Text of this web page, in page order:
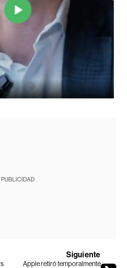
PUBLICIDAD
Siguiente
Apple retiró temporalmente